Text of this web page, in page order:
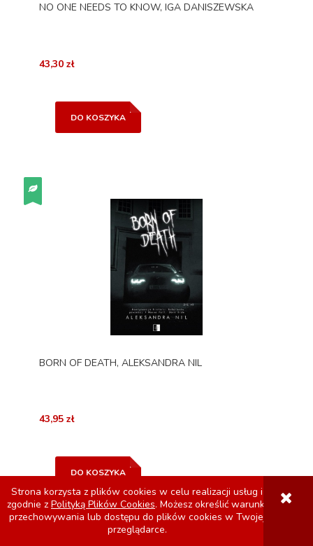
Strona korzysta z plików cookies w celu realizacji usług i
zgodnie z Polityką Plików Cookies. Możesz określić warunki
przechowywania lub dostępu do plików cookies w Twojej
przeglądarce.
NO ONE NEEDS TO KNOW, IGA DANISZEWSKA
43,30 zł
DO KOSZYKA
BORN OF DEATH, ALEKSANDRA NIL
43,95 zł
DO KOSZYKA